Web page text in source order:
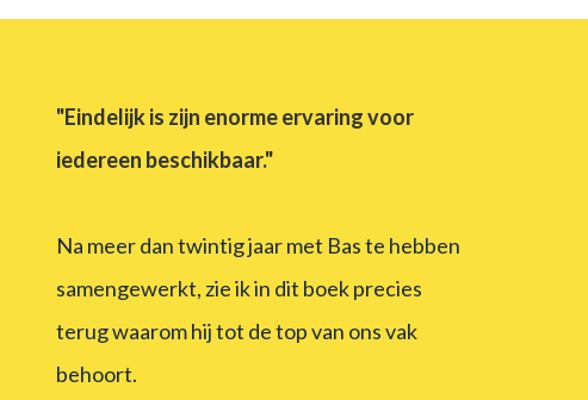
"Eindelijk is zijn enorme ervaring voor
iedereen beschikbaar."
Na meer dan twintig jaar met Bas te hebben
samengewerkt, zie ik in dit boek precies
terug waarom hij tot de top van ons vak
behoort.